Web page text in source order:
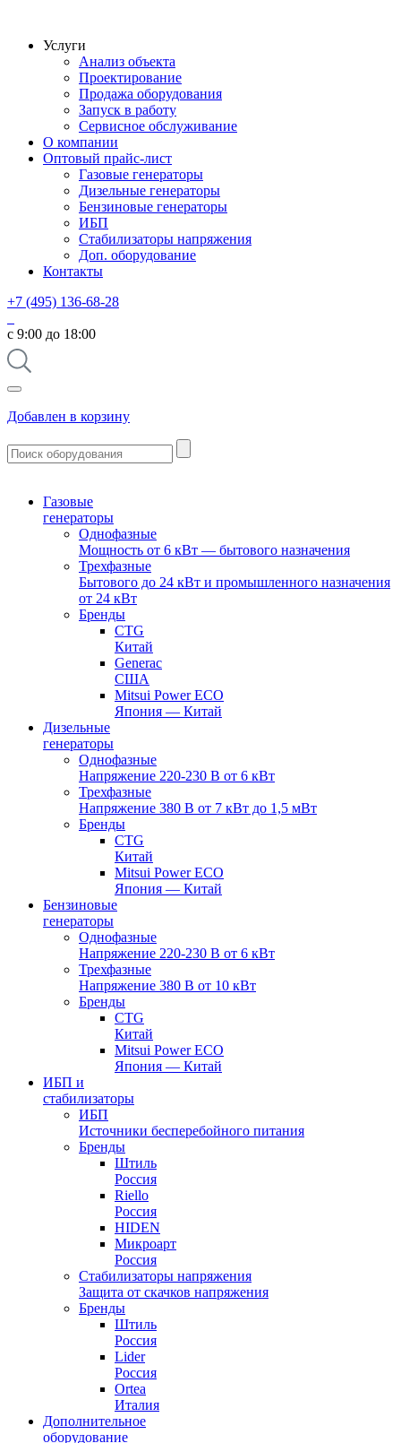
Услуги
Анализ объекта
Проектирование
Продажа оборудования
Запуск в работу
Сервисное обслуживание
О компании
Оптовый прайс-лист
Газовые генераторы
Дизельные генераторы
Бензиновые генераторы
ИБП
Стабилизаторы напряжения
Доп. оборудование
Контакты
+7 (495) 136-68-28
с 9:00 до 18:00
Добавлен в корзину
Газовые
генераторы
Однофазные
Мощность от 6 кВт — бытового назначения
Трехфазные
Бытового до 24 кВт и промышленного назначения
от 24 кВт
Бренды
CTG
Китай
Generac
США
Mitsui Power ECO
Япония — Китай
Дизельные
генераторы
Однофазные
Напряжение 220-230 В от 6 кВт
Трехфазные
Напряжение 380 В от 7 кВт до 1,5 мВт
Бренды
CTG
Китай
Mitsui Power ECO
Япония — Китай
Бензиновые
генераторы
Однофазные
Напряжение 220-230 В от 6 кВт
Трехфазные
Напряжение 380 В от 10 кВт
Бренды
CTG
Китай
Mitsui Power ECO
Япония — Китай
ИБП и
стабилизаторы
ИБП
Источники бесперебойного питания
Бренды
Штиль
Россия
Riello
Россия
HIDEN
Микроарт
Россия
Стабилизаторы напряжения
Защита от скачков напряжения
Бренды
Штиль
Россия
Lider
Россия
Ortea
Италия
Дополнительное
оборудование